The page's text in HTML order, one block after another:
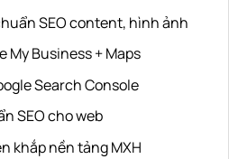
SEO content, hình ảnh
My Business + Maps
Search Console
SEO cho web
khắp nền tảng MXH